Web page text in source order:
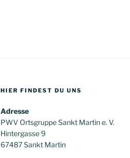
HIER FINDEST DU UNS
Adresse
PWV Ortsgruppe Sankt Martin e. V.
Hintergasse 9
67487 Sankt Martin